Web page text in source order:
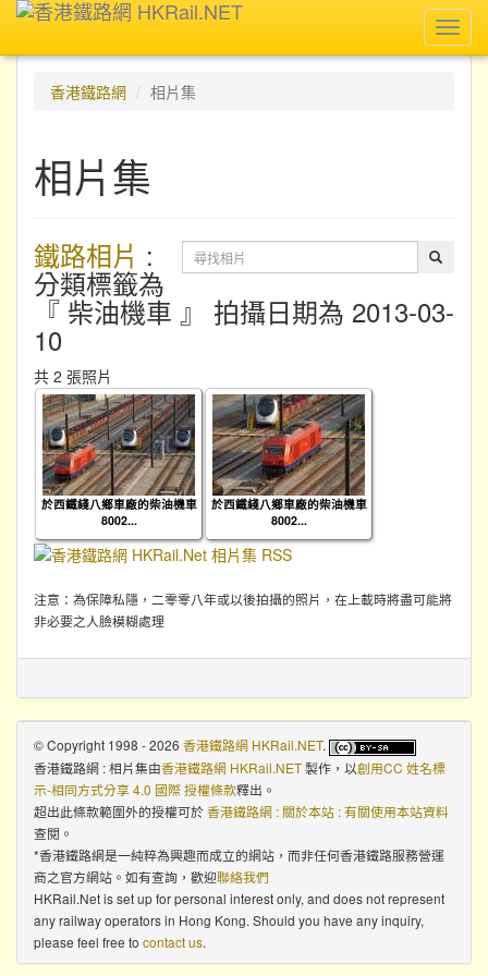
香港鐵路網
相片集
相片集
鐵路相片 :
分類標籤為
『 柴油機車 』 拍攝日期為 2013-03-
10
共 2 張照片
於西鐵綫八鄉車廠的柴油機車
8002...
於西鐵綫八鄉車廠的柴油機車
8002...
注意：為保障私隱，二零零八年或以後拍攝的照片，在上載時將盡可能將
非必要之人臉模糊處理
© Copyright 1998 - 2026 香港鐵路網 HKRail.NET.
香港鐵路網 : 相片集由香港鐵路網 HKRail.NET製作，以創用CC 姓名標
示-相同方式分享 4.0 國際 授權條款釋出。
超出此條款範圍外的授權可於香港鐵路網 : 關於本站 : 有關使用本站資料
查閱。
*香港鐵路網是一純粹為興趣而成立的網站，而非任何香港鐵路服務營運
商之官方網站。如有查詢，歡迎聯絡我們
HKRail.Net is set up for personal interest only, and does not represent
any railway operators in Hong Kong. Should you have any inquiry,
please feel free to contact us.